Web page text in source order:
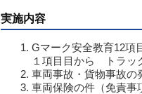
実施内容
Gマーク安全教育12項
１項目目から トラッ
車両事故・貨物事故の
車両保険の件（免責事